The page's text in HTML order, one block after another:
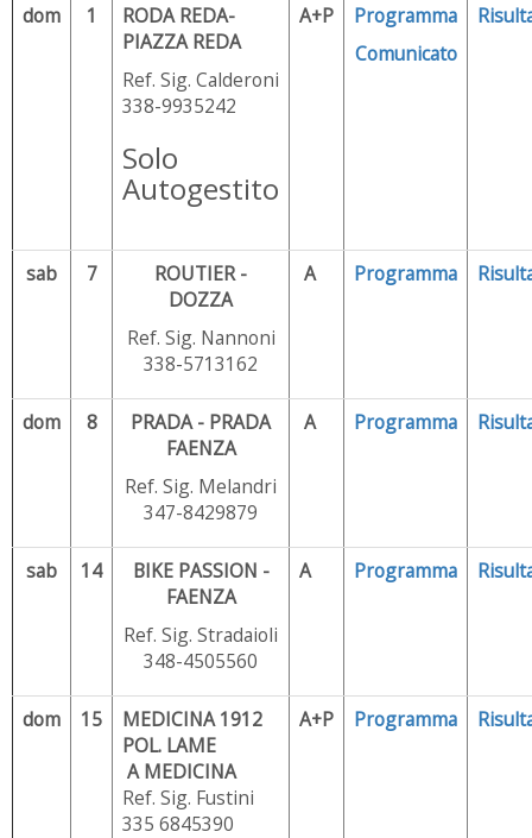
dom 1
RODA REDA-
PIAZZA REDA
Ref. Sig. Calderoni
338-9935242
Solo
Autogestito
A+P
Programma
Comunicato
sab 7
ROUTIER -
DOZZA
Ref. Sig. Nannoni
338-5713162
A Programma
dom 8
PRADA - PRADA
FAENZA
Ref. Sig. Melandri
347-8429879
A Programma
sab 14
BIKE PASSION -
FAENZA
Ref. Sig. Stradaioli
348-4505560
A Programma
dom 15
MEDICINA 1912
POL. LAME
A MEDICINA
Ref. Sig. Fustini
335 6845390
A+P Programma